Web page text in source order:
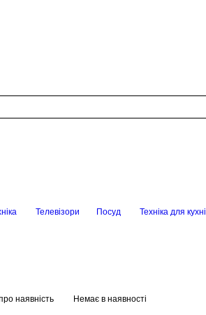
Телевізори Посуд Техніка для кухні
наявність Немає в наявності